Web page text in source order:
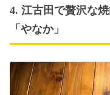
4. 江古田で贅沢な
「やなか」